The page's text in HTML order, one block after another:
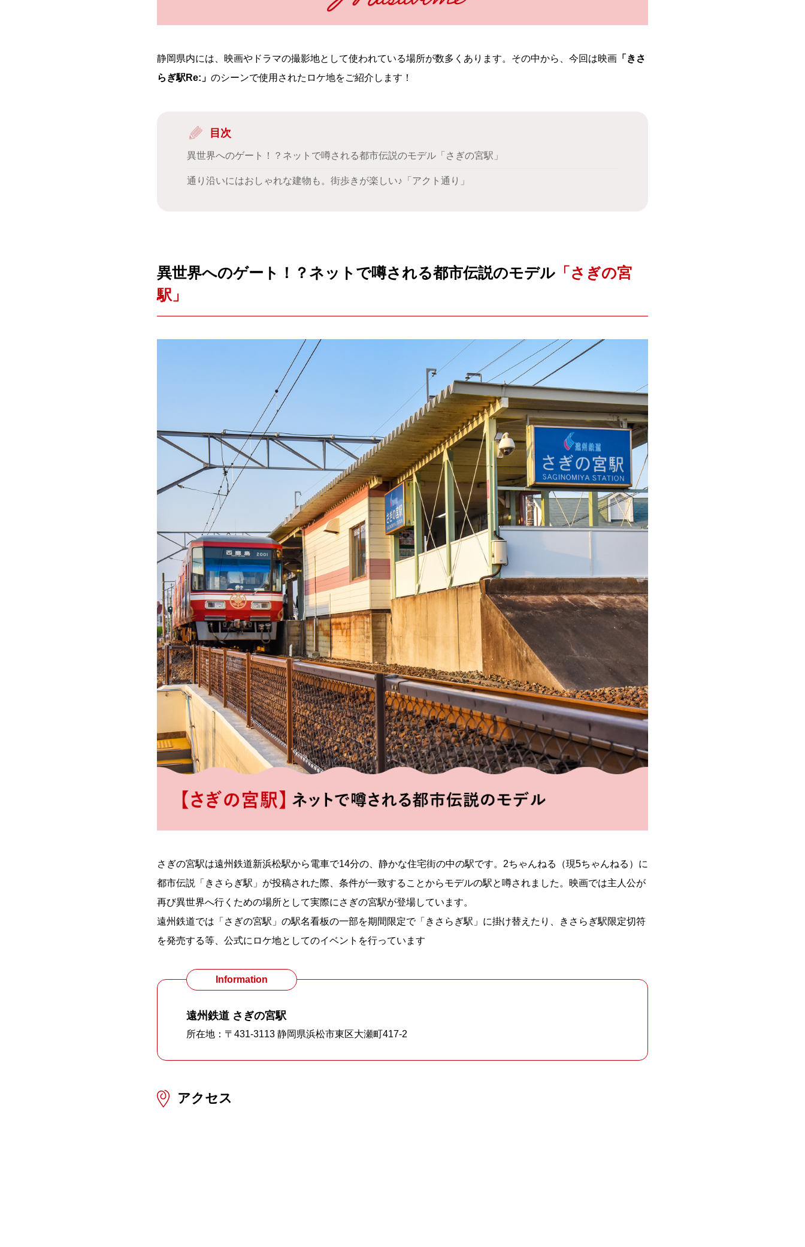
静岡県内には、映画やドラマの撮影地として使われている場所が数多くあります。その中から、今回は映画 「きさ
らぎ駅Re:」 のシーンで使用されたロケ地をご紹介します！
目次
異世界へのゲート！？ネットで噂される都市伝説のモデル「さぎの宮駅」
通り沿いにはおしゃれな建物も。街歩きが楽しい♪「アクト通り」
異世界へのゲート！？ネットで噂される都市伝説のモデル 「さぎの宮
駅」
さぎの宮駅は遠州鉄道新浜松駅から電車で14分の、静かな住宅街の中の駅です。2ちゃんねる（現5ちゃんねる）に
都市伝説「きさらぎ駅」が投稿された際、条件が一致することからモデルの駅と噂されました。映画では主人公が
再び異世界へ行くための場所として実際にさぎの宮駅が登場しています。
遠州鉄道では「さぎの宮駅」の駅名看板の一部を期間限定で「きさらぎ駅」に掛け替えたり、きさらぎ駅限定切符
を発売する等、公式にロケ地としてのイベントを行っています
Information
遠州鉄道 さぎの宮駅
所在地：〒431-3113 静岡県浜松市東区大瀬町417-2
アクセス